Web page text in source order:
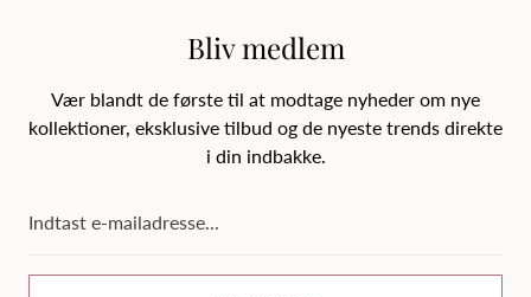
Bliv medlem
Vær blandt de første til at modtage nyheder om nye
kollektioner, eksklusive tilbud og de nyeste trends direkte
i din indbakke.